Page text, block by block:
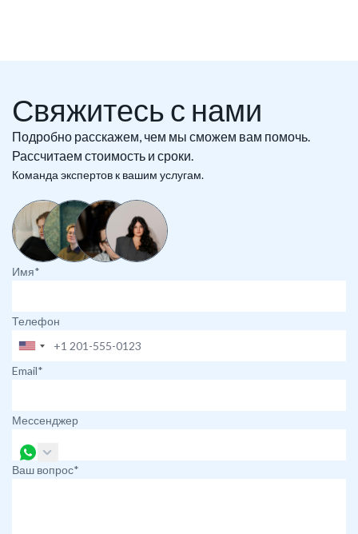
Свяжитесь с нами
Подробно расскажем, чем мы сможем вам помочь.
Рассчитаем стоимость и сроки.
Команда экспертов к вашим услугам.
Имя*
Телефон
Email*
Мессенджер
Ваш вопрос*